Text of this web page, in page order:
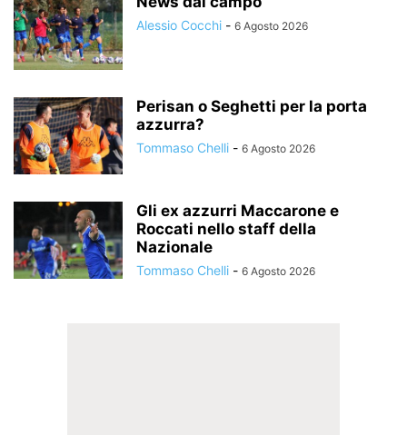
Alessio Cocchi - 6 Agosto 2026
Perisan o Seghetti per la porta
azzurra?
Tommaso Chelli - 6 Agosto 2026
Gli ex azzurri Maccarone e
Roccati nello staff della
Nazionale
Tommaso Chelli - 6 Agosto 2026